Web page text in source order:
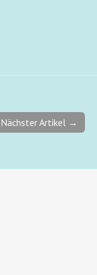
Nächster Artikel →